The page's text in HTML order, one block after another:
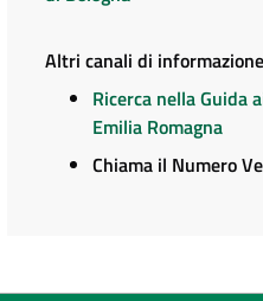
Altri canali di informazione
Ricerca nella Guida
Emilia Romagna
Chiama il Numero